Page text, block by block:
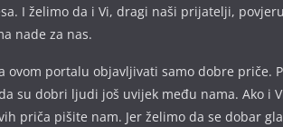
I želimo da i Vi, dragi naši prijatelji,
nade za nas.
ovom portalu objavljivati samo dobre priče.
su dobri ljudi još uvijek među nama. Ako i
priča pišite nam. Jer želimo da se dobar